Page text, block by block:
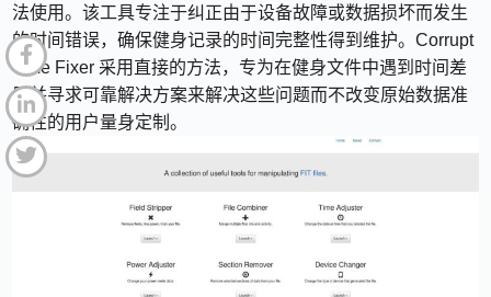
法使用。该工具专注于纠正由于设备故障或数据损坏而发生
的时间错误，确保健身记录的时间完整性得到维护。Corrupt
Time Fixer 采用直接的方法，专为在健身文件中遇到时间差
异并寻求可靠解决方案来解决这些问题而不改变原始数据准
确性的用户量身定制。